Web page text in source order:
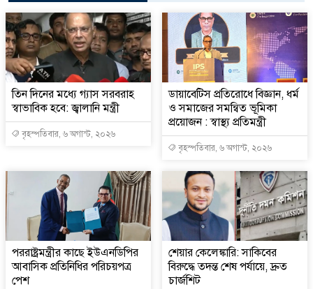
তিন দিনের মধ্যে গ্যাস সরবরাহ
স্বাভাবিক হবে: জ্বালানি মন্ত্রী
বৃহস্পতিবার, ৬ অগাস্ট, ২০২৬
ডায়াবেটিস প্রতিরোধে বিজ্ঞান, ধর্ম
ও সমাজের সমন্বিত ভূমিকা
প্রয়োজন : স্বাস্থ্য প্রতিমন্ত্রী
বৃহস্পতিবার, ৬ অগাস্ট, ২০২৬
পররাষ্ট্রমন্ত্রীর কা‌ছে ইউএনডিপির
আবাসিক প্রতিনিধির পরিচয়পত্র
পেশ
শেয়ার কেলেঙ্কারি: সাকিবের
বিরুদ্ধে তদন্ত শেষ পর্যায়ে, দ্রুত
চার্জশিট